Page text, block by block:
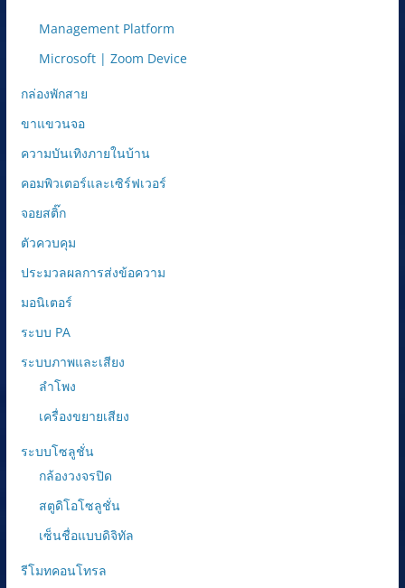
Management Platform
Microsoft | Zoom Device
กล่องพักสาย
ขาแขวนจอ
ความบันเทิงภายในบ้าน
คอมพิวเตอร์และเซิร์ฟเวอร์
จอยสติ๊ก
ตัวควบคุม
ประมวลผลการส่งข้อความ
มอนิเตอร์
ระบบ PA
ระบบภาพและเสียง
ลำโพง
เครื่องขยายเสียง
ระบบโซลูชั่น
กล้องวงจรปิด
สตูดิโอโซลูชั่น
เซ็นชื่อแบบดิจิทัล
รีโมทคอนโทรล